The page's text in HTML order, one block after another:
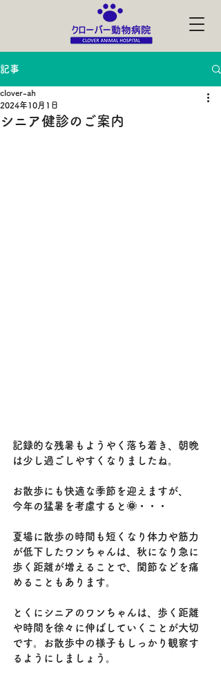
記事
シニア健診のご案内
clover-ah
2024年10月1日
記録的な残暑もようやく落ち着き、朝晩
は少し過ごしやすくなりましたね。
お散歩にも快適な季節を迎えますが、
今年の猛暑を考慮すると🌞・・・
夏場に散歩の時間も短くなり体力や筋力
が低下したワンちゃんは、秋になり急に
歩く距離が増えることで、関節などを痛
めることもあります。
とくにシニアのワンちゃんは、歩く距離
や時間を徐々に伸ばしていくことが大切
です。お散歩中の様子もしっかり観察す
るようにしましょう。